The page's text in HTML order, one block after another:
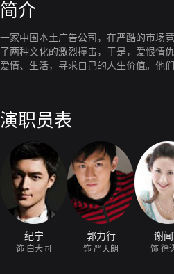
简介
一家中国本土广告公司，在严酷的市场
了两种文化的激烈撞击，于是，爱恨情
爱情、生活，寻求自己的人生价值。他
演职员表
纪宁
饰 白大同
郭力行
饰 严天朗
谢
饰 徐